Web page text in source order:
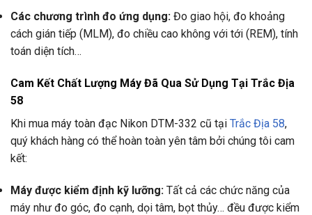
Các chương trình đo ứng dụng: Đo giao hội, đo khoảng
cách gián tiếp (MLM), đo chiều cao không với tới (REM), tính
toán diện tích…
Cam Kết Chất Lượng Máy Đã Qua Sử Dụng Tại Trắc Địa
58
Khi mua máy toàn đạc Nikon DTM-332 cũ tại Trắc Địa 58,
quý khách hàng có thể hoàn toàn yên tâm bởi chúng tôi cam
kết:
Máy được kiểm định kỹ lưỡng: Tất cả các chức năng của
máy như đo góc, đo cạnh, dọi tâm, bọt thủy… đều được kiểm